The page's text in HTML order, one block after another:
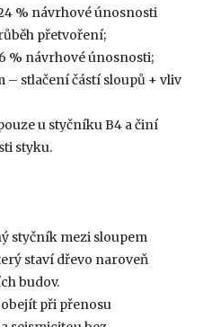
% návrhové únosnosti
přetvoření;
% návrhové únosnosti;
– stlačení částí sloupů + vliv
u styčníku B4 a činí
styku.
styčník mezi sloupem
staví dřevo naroveň
budov.
při přenosu